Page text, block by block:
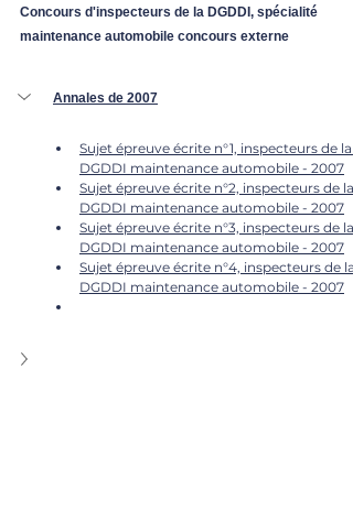
Concours d'inspecteurs de la DGDDI, spécialité
maintenance automobile concours externe
Annales de 2007
Sujet épreuve écrite n°1, inspecteurs de la
DGDDI maintenance automobile - 2007
Sujet épreuve écrite n°2, inspecteurs de la
DGDDI maintenance automobile - 2007
Sujet épreuve écrite n°3, inspecteurs de la
DGDDI maintenance automobile - 2007
Sujet épreuve écrite n°4, inspecteurs de la
DGDDI maintenance automobile - 2007